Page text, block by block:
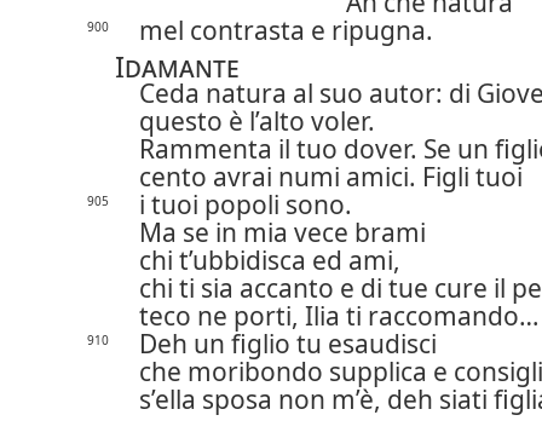
900 mel contrasta e ripugna.
Idamante
Ceda natura al suo autor: di
questo è l’alto voler.
Rammenta il tuo dover. Se un
cento avrai numi amici. Figli tuoi
905
i tuoi popoli sono.
Ma se in mia vece brami
chi t’ubbidisca ed ami,
chi ti sia accanto e di tue cure il
teco ne porti, Ilia ti raccomando…
910
Deh un figlio tu esaudisci
che moribondo supplica e
s’ella sposa non m’è, deh siati